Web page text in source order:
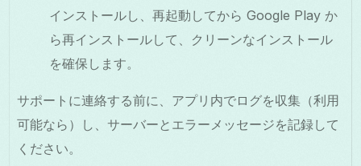
インストールし、再起動してから Google Play か
ら再インストールして、クリーンなインストール
を確保します。
サポートに連絡する前に、アプリ内でログを収集（利用
可能なら）し、サーバーとエラーメッセージを記録して
ください。